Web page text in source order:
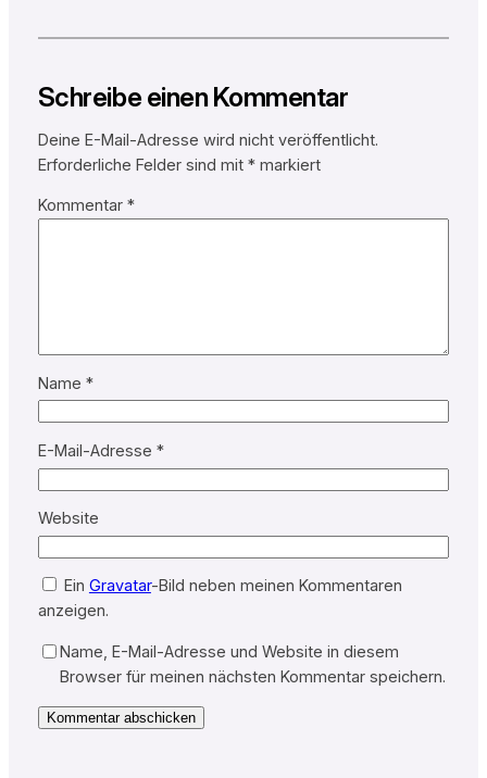
Schreibe einen Kommentar
Deine E-Mail-Adresse wird nicht veröffentlicht.
Erforderliche Felder sind mit *markiert
Kommentar *
Name *
E-Mail-Adresse *
Website
Ein Gravatar-Bild neben meinen Kommentaren
anzeigen.
Name, E-Mail-Adresse und Website in diesem
Browser für meinen nächsten Kommentar speichern.